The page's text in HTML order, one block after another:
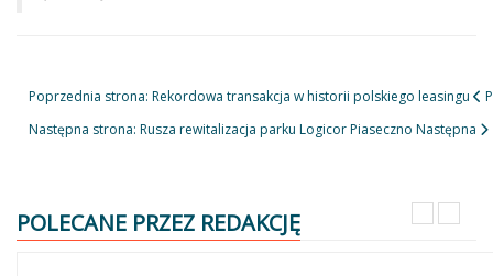
Poprzednia strona: Rekordowa transakcja w historii polskiego leasingu
Następna strona: Rusza rewitalizacja parku Logicor Piaseczno Następna
POLECANE PRZEZ REDAKCJĘ